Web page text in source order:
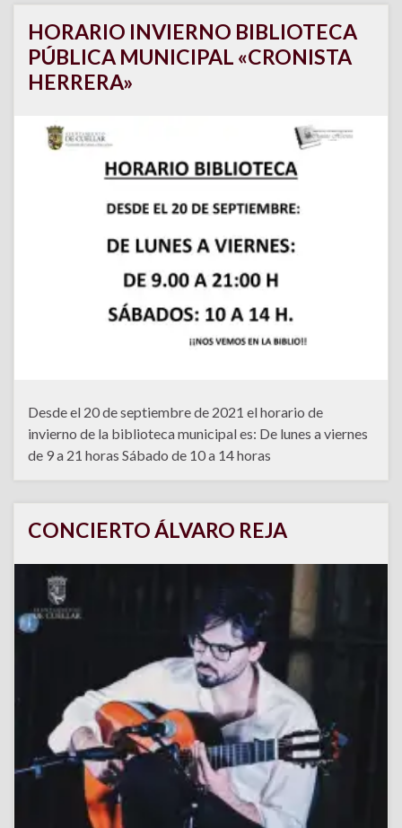
HORARIO INVIERNO BIBLIOTECA
PÚBLICA MUNICIPAL «CRONISTA
HERRERA»
Desde el 20 de septiembre de 2021 el horario de
invierno de la biblioteca municipal es: De lunes a viernes
de 9 a 21 horas Sábado de 10 a 14 horas
CONCIERTO ÁLVARO REJA